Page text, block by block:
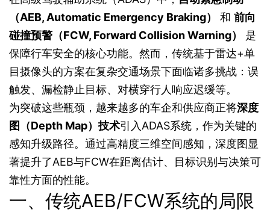
（AEB, Automatic Emergency Braking）
和 前向
碰撞预警（FCW, Forward Collision Warning）
是
保障行车安全的核心功能。然而，传统基于雷达+单
目摄像头的方案在复杂交通场景下面临诸多挑战：误
触发、漏检静止目标、对横穿行人响应迟缓等。
为突破这些瓶颈，越来越多的车企和供应商正将深度
图（Depth Map）技术引入ADAS系统，作为关键的
感知升级路径。通过高精度三维空间感知，深度图显
著提升了AEB与FCW在距离估计、目标识别与决策可
靠性方面的性能。
一、传统AEB/FCW系统的局限